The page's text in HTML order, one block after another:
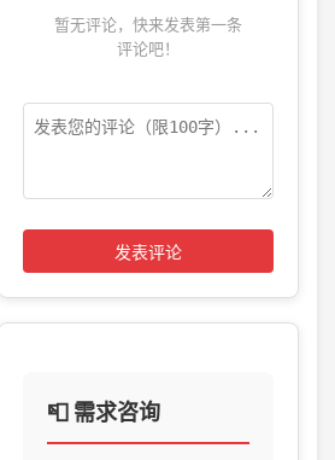
暂无评论，快来发表第一条
评论吧！
发表评论
📮 需求咨询